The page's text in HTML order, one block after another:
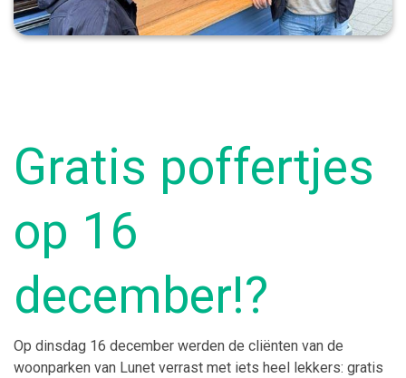
Gratis poffertjes
op 16
december!?
Op dinsdag 16 december werden de cliënten van de
woonparken van Lunet verrast met iets heel lekkers: gratis